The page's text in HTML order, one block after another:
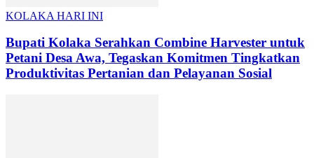
KOLAKA HARI INI
Bupati Kolaka Serahkan Combine Harvester untuk
Petani Desa Awa, Tegaskan Komitmen Tingkatkan
Produktivitas Pertanian dan Pelayanan Sosial